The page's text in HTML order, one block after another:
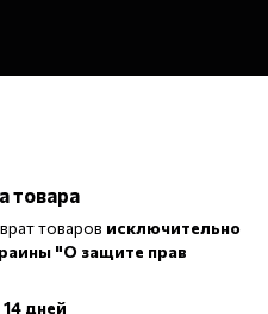
товара
товаров исключительно
"О защите прав
дней